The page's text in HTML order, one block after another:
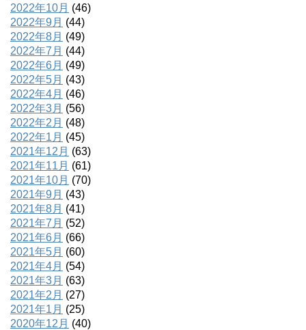
2022年10月 (46)
2022年9月 (44)
2022年8月 (49)
2022年7月 (44)
2022年6月 (49)
2022年5月 (43)
2022年4月 (46)
2022年3月 (56)
2022年2月 (48)
2022年1月 (45)
2021年12月 (63)
2021年11月 (61)
2021年10月 (70)
2021年9月 (43)
2021年8月 (41)
2021年7月 (52)
2021年6月 (66)
2021年5月 (60)
2021年4月 (54)
2021年3月 (63)
2021年2月 (27)
2021年1月 (25)
2020年12月 (40)